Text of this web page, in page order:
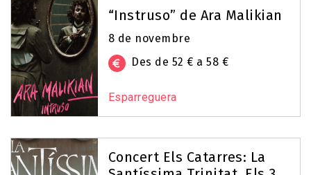
“Instruso” de Ara Malikian
8 de novembre
Des de 52 € a 58 €
Esparreguera
Concert Els Catarres: La